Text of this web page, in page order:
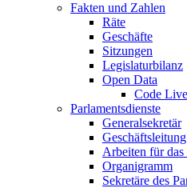
Fakten und Zahlen
Räte
Geschäfte
Sitzungen
Legislaturbilanz
Open Data
Code
Parlamentsdienste
Generalsekretär
Geschäftsleitung
Arbeiten für das
Organigramm
Sekretäre des